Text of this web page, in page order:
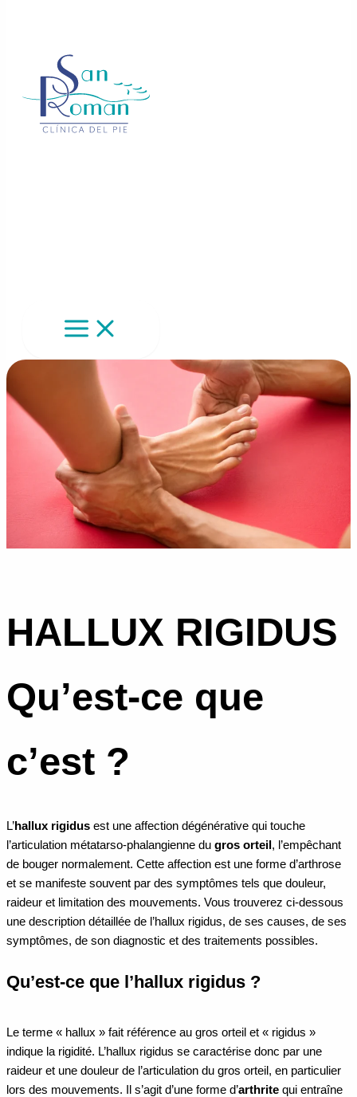
HALLUX RIGIDUS
Qu’est-ce que
c’est ?
L’hallux rigidus est une affection dégénérative qui touche
l’articulation métatarso-phalangienne du gros orteil , l’empêchant
de bouger normalement. Cette affection est une forme d’arthrose
et se manifeste souvent par des symptômes tels que douleur,
raideur et limitation des mouvements. Vous trouverez ci-dessous
une description détaillée de l’hallux rigidus, de ses causes, de ses
symptômes, de son diagnostic et des traitements possibles.
Qu’est-ce que l’hallux rigidus ?
Le terme « hallux » fait référence au gros orteil et « rigidus »
indique la rigidité. L’hallux rigidus se caractérise donc par une
raideur et une douleur de l’articulation du gros orteil, en particulier
lors des mouvements. Il s’agit d’une forme d’arthrite qui entraîne